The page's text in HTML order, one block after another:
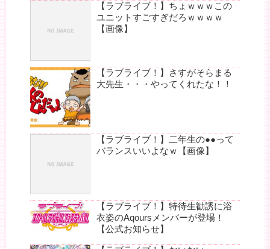
【ラブライブ！】ちょｗｗｗこの
ユニットすごすぎだろｗｗｗｗ
【画像】
【ラブライブ！】さすがそらまる
大先生・・・やってくれたな！！
【ラブライブ！】二年生の●●って
バランスいいよなｗ【画像】
【ラブライブ！】特待生勧誘に浴
衣姿のAqoursメンバーが登場！
【公式お知らせ】